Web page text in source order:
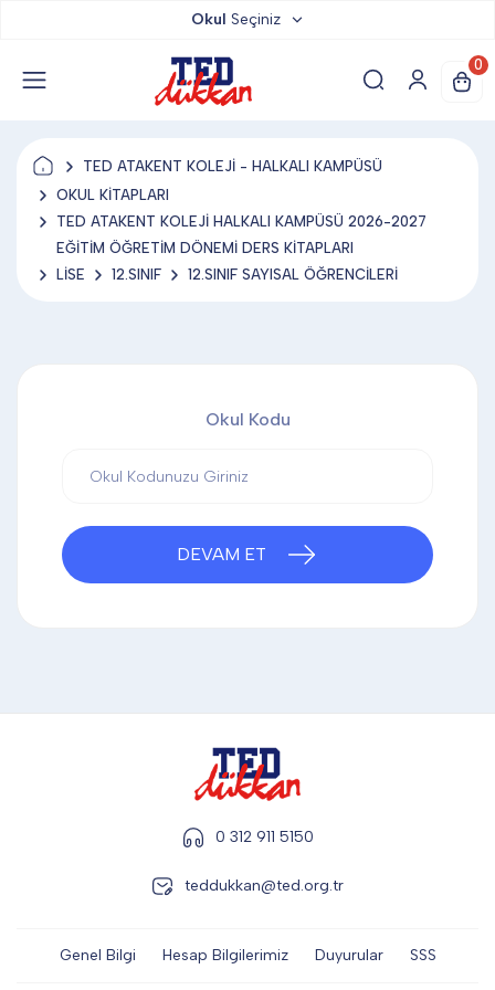
TED YAYINLARI
TED LOKUM
ANAHTARLIK
DİĞER
Okul Seçiniz
0
TED ATAKENT KOLEJİ - HALKALI KAMPÜSÜ
OKUL KİTAPLARI
TED ATAKENT KOLEJİ HALKALI KAMPÜSÜ 2026-2027
EĞİTİM ÖĞRETİM DÖNEMİ DERS KİTAPLARI
LİSE
12.SINIF 12.SINIF SAYISAL ÖĞRENCİLERİ
Okul Kodu
DEVAM ET
0 312 911 5150
teddukkan@ted.org.tr
Genel Bilgi Hesap Bilgilerimiz Duyurular SSS